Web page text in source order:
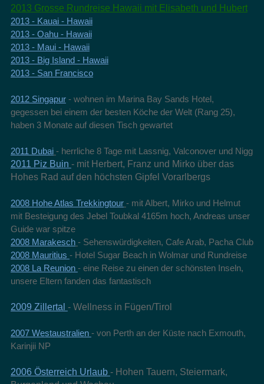
2013 Grosse Rundreise Hawaii mit Elisabeth und Hubert
2013 - Kauai - Hawaii
2013 - Oahu - Hawaii
2013 - Maui - Hawaii
2013 - Big Island - Hawaii
2013 - San Francisco
2012 Singapur- wohnen im Marina Bay Sands Hotel,
gegessen bei einem der besten Köche der Welt (Rang 25),
haben 3 Monate auf diesen Tisch gewartet
2011 Dubai - herrliche 8 Tage mit Lassnig, Valconover und Nigg
2011 Piz Buin - mit Herbert, Franz und Mirko über das
Hohes Rad auf den höchsten Gipfel Vorarlbergs
2008 Hohe Atlas Trekkingtour - mit Albert, Mirko und Helmut
mit Besteigung des Jebel Toubkal 4165m hoch, Andreas unser
Guide war spitze
2008 Marakesch - Sehenswürdigkeiten, Cafe Arab, Pacha Club
2008 Mauritius - Hotel Sugar Beach in Wolmar und Rundreise
2008 La Reunion - eine Reise zu einen der schönsten Inseln,
unsere Eltern fanden das fantastisch
2009 Zillertal - Wellness in Fügen/Tirol
2007 Westaustralien - von Perth an der Küste nach Exmouth,
Karinjii NP
2006 Österreich Urlaub - Hohen Tauern, Steiermark,